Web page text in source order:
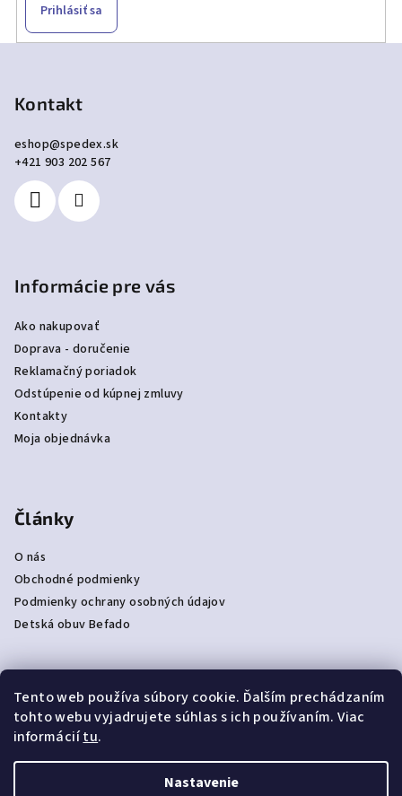
Tento web používa súbory cookie. Ďalším prechádzaním
tohto webu vyjadrujete súhlas s ich používaním. Viac
informáciítu.
Nastavenie
Prihlásiť sa
Kontakt
eshop@spedex.sk
+421 903 202 567
Informácie pre vás
Ako nakupovať
Doprava - doručenie
Reklamačný poriadok
Odstúpenie od kúpnej zmluvy
Kontakty
Moja objednávka
Články
O nás
Obchodné podmienky
Podmienky ochrany osobných údajov
Detská obuv Befado
Prijímame online platby